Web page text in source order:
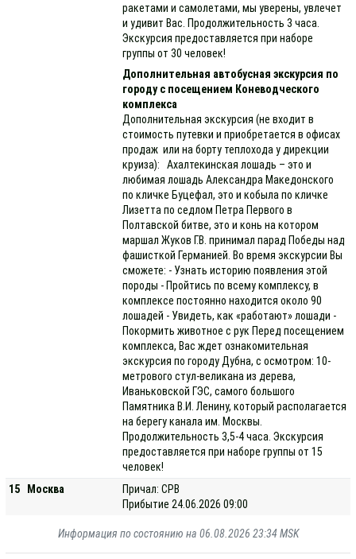
ракетами и самолетами, мы уверены, увлечет
и удивит Вас. Продолжительность 3 часа.
Экскурсия предоставляется при наборе
группы от 30 человек!
Дополнительная автобусная экскурсия по
городу с посещением Коневодческого
комплекса
Дополнительная экскурсия (не входит в
стоимость путевки и приобретается в офисах
продаж или на борту теплохода у дирекции
круиза): Ахалтекинская лошадь – это и
любимая лошадь Александра Македонского
по кличке Буцефал, это и кобыла по кличке
Лизетта по седлом Петра Первого в
Полтавской битве, это и конь на котором
маршал Жуков Г.В. принимал парад Победы над
фашисткой Германией. Во время экскурсии Вы
сможете: - Узнать историю появления этой
породы - Пройтись по всему комплексу, в
комплексе постоянно находится около 90
лошадей - Увидеть, как «работают» лошади -
Покормить животное с рук Перед посещением
комплекса, Вас ждет ознакомительная
экскурсия по городу Дубна, с осмотром: 10-
метрового стул-великана из дерева,
Иваньковской ГЭС, самого большого
Памятника В.И. Ленину, который располагается
на берегу канала им. Москвы.
Продолжительность 3,5-4 часа. Экскурсия
предоставляется при наборе группы от 15
человек!
15
Москва
Причал: СРВ
Прибытие 24.06.2026 09:00
Информация по состоянию на 06.08.2026 23:34 MSK